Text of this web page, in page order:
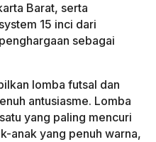
Barat, serta
15 inci dari
sebagai
lomba futsal dan
antusiasme. Lomba
yang paling mencuri
anak yang penuh warna,